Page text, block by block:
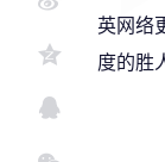
英网络
度的胜